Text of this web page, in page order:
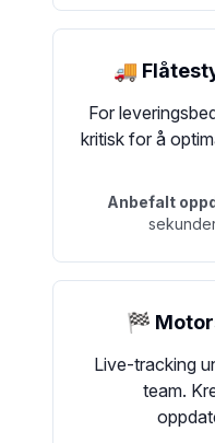
🚚
For
kritisk for å
Anbefalt
🏁
Live-tracking
team.